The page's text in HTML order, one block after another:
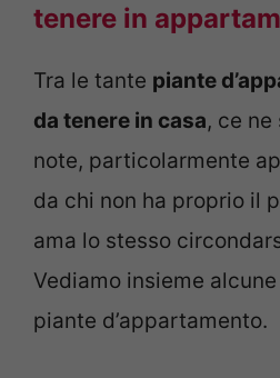
tenere in
Tra le tante piante
da tenere in casa, ce
note, particolarmente
da chi non ha proprio il
ama lo stesso
Vediamo insieme
piante d’appartamento.